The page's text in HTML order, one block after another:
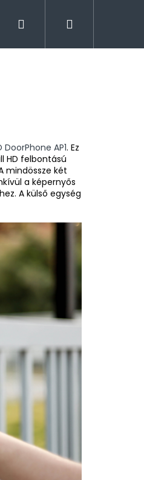
Bejelentkezés
DoorPhone AP1. Ez
HD felbontású
mindössze két
a képernyős
A külső egység